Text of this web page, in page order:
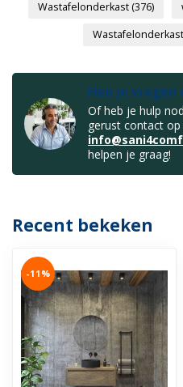
Wastafelonderkast(376)
Heb je
Of heb je hulp
gerust contact
helpen je graag!
Recent bekeken
-11%